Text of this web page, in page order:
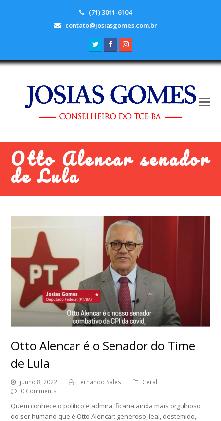
(71) 3011-6104
contato@josiasgomes.com.br
TwitterFacebook
Otto Alencar senador
de Lula
Otto Alencar é o Senador do Time
de Lula
junho 8, 2022 Fernando Sales
Geral
0 Comments
Quem conhece o político e admira, ficaria ainda mais orgulhoso
do ser humano que é Otto Alencar: generoso, leal, destemido,